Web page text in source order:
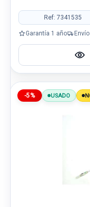
Ref: 7341535
Garantía 1 año
-5% USADO